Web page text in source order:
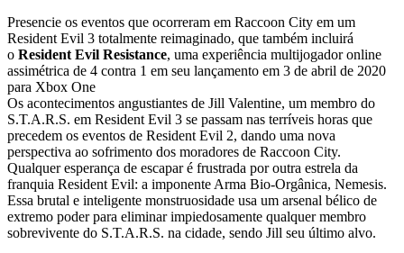
Presencie os eventos que ocorreram em Raccoon City em um
Resident Evil 3 totalmente reimaginado, que também incluirá
o Resident Evil Resistance, uma experiência multijogador online
assimétrica de 4 contra 1 em seu lançamento em 3 de abril de 2020
para Xbox One
Os acontecimentos angustiantes de Jill Valentine, um membro do
S.T.A.R.S. em Resident Evil 3 se passam nas terríveis horas que
precedem os eventos de Resident Evil 2, dando uma nova
perspectiva ao sofrimento dos moradores de Raccoon City.
Qualquer esperança de escapar é frustrada por outra estrela da
franquia Resident Evil: a imponente Arma Bio-Orgânica, Nemesis.
Essa brutal e inteligente monstruosidade usa um arsenal bélico de
extremo poder para eliminar impiedosamente qualquer membro
sobrevivente do S.T.A.R.S. na cidade, sendo Jill seu último alvo.